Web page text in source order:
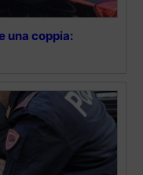
una coppia: